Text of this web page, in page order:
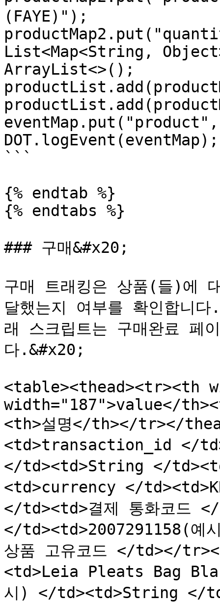
(FAYE)");
List<Map<String,
ArrayList<>();
DOT.logEvent(eventMap);
```
{% endtab %}
{% endtabs %}
### 구매&#x20;
구매 트래킹은 상품(들)에
달했는지 여부를 확인합니
래 스크립트는 구매완료 페
다.&#x20;
<table><thead><tr><th
width="187">value</
<th>설명</th></tr></
<td>transaction_id </
</td><td>String </
<td>currency </
</td><td>결제 통화코드
</td><td>2007291158(
상품 고유코드 </td></
<td>Leia Pleats Bag
시) </td><td>String </